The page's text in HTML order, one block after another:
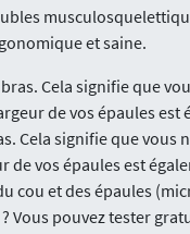
et saine.
Cela signifie que
de vos épaules est
Cela signifie que vous
vos épaules est
cou et des épaules
Vous pouvez tester